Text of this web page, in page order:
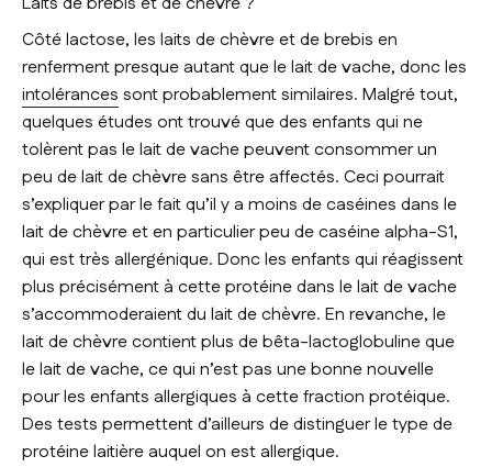
Côté lactose, les laits de chèvre et de brebis en
renferment presque autant que le lait de vache, donc les
intolérances sont probablement similaires. Malgré tout,
quelques études ont trouvé que des enfants qui ne
tolèrent pas le lait de vache peuvent consommer un
peu de lait de chèvre sans être affectés. Ceci pourrait
s’expliquer par le fait qu’il y a moins de caséines dans le
lait de chèvre et en particulier peu de caséine alpha-S1,
qui est très allergénique. Donc les enfants qui réagissent
plus précisément à cette protéine dans le lait de vache
s’accommoderaient du lait de chèvre. En revanche, le
lait de chèvre contient plus de bêta-lactoglobuline que
le lait de vache, ce qui n’est pas une bonne nouvelle
pour les enfants allergiques à cette fraction protéique.
Des tests permettent d’ailleurs de distinguer le type de
protéine laitière auquel on est allergique.